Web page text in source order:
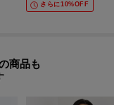
さらに10%OFF
商品も